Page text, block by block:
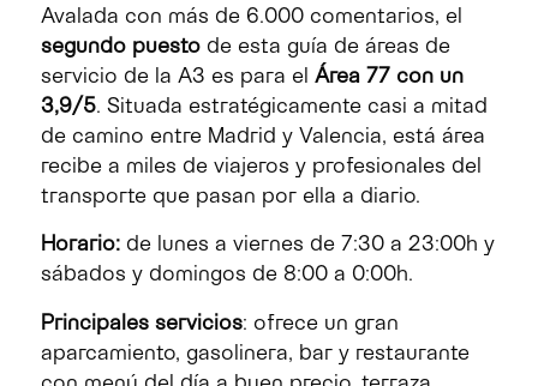
Avalada con más de 6.000 comentarios, el
segundo puestode esta guía de áreas de
servicio de la A3 es para el Área 77 con un
3,9/5. Situada estratégicamente casi a mitad
de camino entre Madrid y Valencia, está área
recibe a miles de viajeros y profesionales del
transporte que pasan por ella a diario.
Horario: de lunes a viernes de 7:30 a 23:00h y
sábados y domingos de 8:00 a 0:00h.
Principales servicios: ofrece un gran
aparcamiento, gasolinera, bar y restaurante